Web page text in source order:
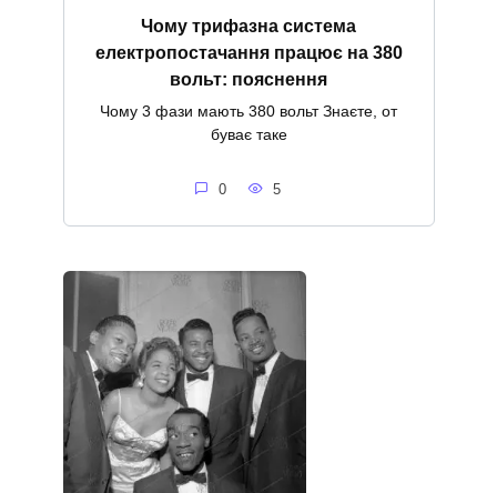
Чому трифазна система
електропостачання працює на 380
вольт: пояснення
Чому 3 фази мають 380 вольт Знаєте, от
буває таке
0 5